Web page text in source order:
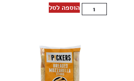
הוספה לסל